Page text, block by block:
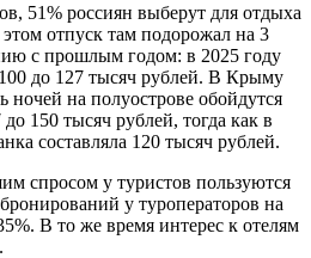
51% россиян выберут для отдыха
отпуск там подорожал на 3
с прошлым годом: в 2025 году
100 до 127 тысяч рублей. В Крыму
ночей на полуострове обойдутся
150 тысяч рублей, тогда как в
составляла 120 тысяч рублей.
спросом у туристов пользуются
у туроператоров на
В то же время интерес к отелям